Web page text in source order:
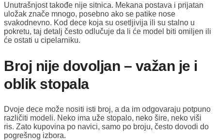
Unutrašnjost takođe nije sitnica. Mekana postava i prijatan
uložak znače mnogo, posebno ako se patike nose
svakodnevno. Kod dece koja su osetljivija ili su stalno u
pokretu, taj detalj često odlučuje da li će model biti omiljen ili
će ostati u cipelarniku.
Broj nije dovoljan – važan je i
oblik stopala
Dvoje dece može nositi isti broj, a da im odgovaraju potpuno
različiti modeli. Neko ima uže stopalo, neko šire, neko viši
ris. Zato kupovina po navici, samo po broju, često dovodi do
pogrešnog izbora.